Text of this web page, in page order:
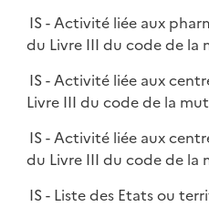
IS - Activité liée aux
du Livre III du code de la
IS - Activité liée aux
Livre III du code de la
IS - Activité liée aux
du Livre III du code de la
IS - Liste des Etats ou